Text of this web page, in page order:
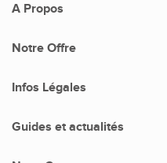
A Propos
Notre Offre
Infos Légales
Guides et actualités